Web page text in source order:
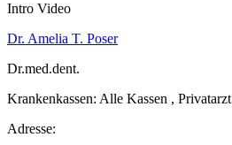
Intro Video
Dr. Amelia T. Poser
Dr.med.dent.
Krankenkassen: Alle Kassen , Privatarzt
Adresse: